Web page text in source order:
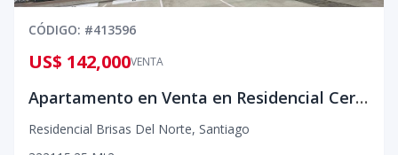
CÓDIGO: #413596
VENTA
US$ 142,000
Apartamento en Venta en Residencial Cerrado, en Brisas del Norte, Santiago
Residencial Brisas Del Norte, Santiago